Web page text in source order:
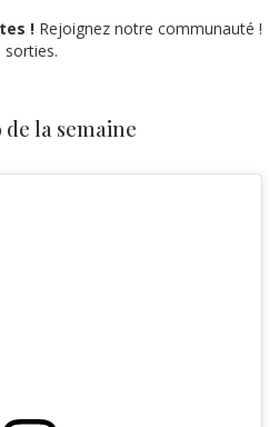
! Rejoignez notre communauté !
sorties.
de la semaine